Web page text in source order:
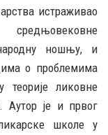
истраживао
ношњу, и
о проблемима
теорије ликовне
Аутор је и првог
школе у